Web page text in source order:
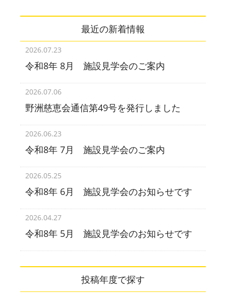
最近の新着情報
2026.07.23
令和8年 8月 施設見学会のご案内
2026.07.06
野洲慈恵会通信第49号を発行しました
2026.06.23
令和8年 7月 施設見学会のご案内
2026.05.25
令和8年 6月 施設見学会のお知らせです
2026.04.27
令和8年 5月 施設見学会のお知らせです
投稿年度で探す